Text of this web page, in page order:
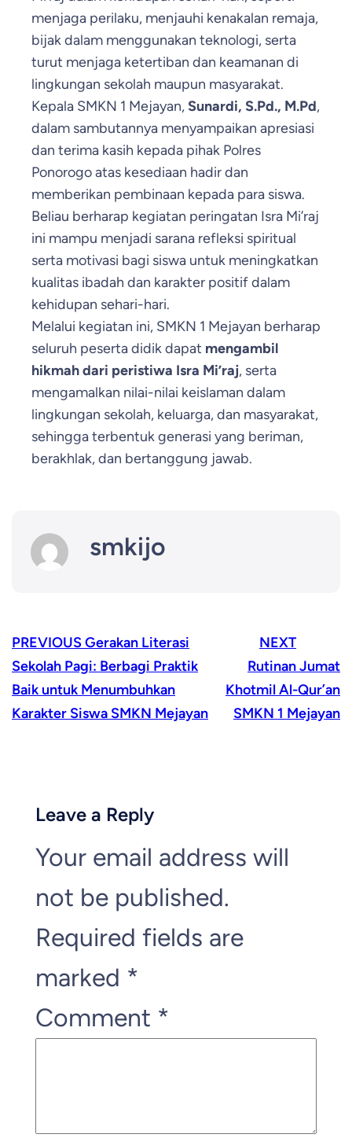
menjaga perilaku, menjauhi kenakalan remaja,
bijak dalam menggunakan teknologi, serta
turut menjaga ketertiban dan keamanan di
lingkungan sekolah maupun masyarakat.
Kepala SMKN 1 Mejayan, Sunardi, S.Pd., M.Pd,
dalam sambutannya menyampaikan apresiasi
dan terima kasih kepada pihak Polres
Ponorogo atas kesediaan hadir dan
memberikan pembinaan kepada para siswa.
Beliau berharap kegiatan peringatan Isra Mi’raj
ini mampu menjadi sarana refleksi spiritual
serta motivasi bagi siswa untuk meningkatkan
kualitas ibadah dan karakter positif dalam
kehidupan sehari-hari.
Melalui kegiatan ini, SMKN 1 Mejayan berharap
seluruh peserta didik dapat mengambil
hikmah dari peristiwa Isra Mi’raj, serta
mengamalkan nilai-nilai keislaman dalam
lingkungan sekolah, keluarga, dan masyarakat,
sehingga terbentuk generasi yang beriman,
berakhlak, dan bertanggung jawab.
smkijo
PREVIOUSGerakan Literasi
Sekolah Pagi: Berbagi Praktik
Baik untuk Menumbuhkan
Karakter Siswa SMKN Mejayan
NEXT
Rutinan Jumat
Khotmil Al-Qur’an
SMKN 1 Mejayan
Leave a Reply
Your email address will
not be published.
Required fields are
marked *
Comment *